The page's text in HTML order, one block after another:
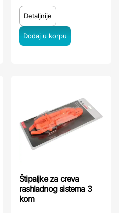
Detaljnije
Štipaljke za creva
rashladnog sistema 3
kom